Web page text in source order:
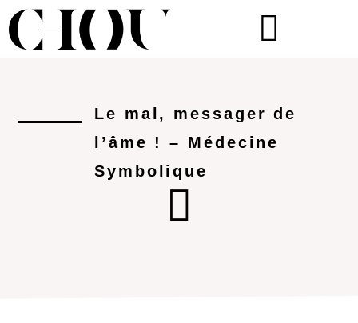
Le mal, messager de
l’âme ! – Médecine
Symbolique